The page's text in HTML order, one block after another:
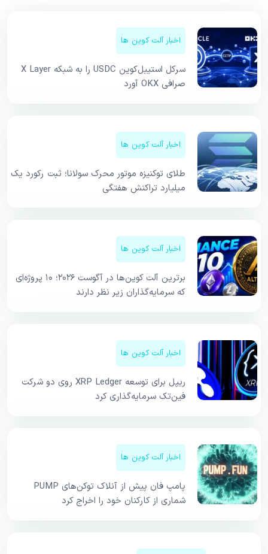
اخبار آلت کوین ها
سرکل استیبل‌کوین USDC را به شبکه X Layer
صرافی OKX آورد
اخبار آلت کوین ها
طلای توکنیزه موتور محرک سولانا؛ ثبت رکورد یک
میلیارد تراکنش هفتگی
اخبار آلت کوین ها
برترین آلت کوین‌ها در آگوست ۲۰۲۶؛ ۱۰ پروژه‌ای
که سرمایه‌گذاران زیر نظر دارند
اخبار آلت کوین ها
ریپل برای توسعه XRP Ledger روی دو شرکت
فین‌تک سرمایه‌گذاری کرد
اخبار آلت کوین ها
پامپ فان پیش از آنلاک توکن‌های PUMP
شماری از کارکنان خود را اخراج کرد